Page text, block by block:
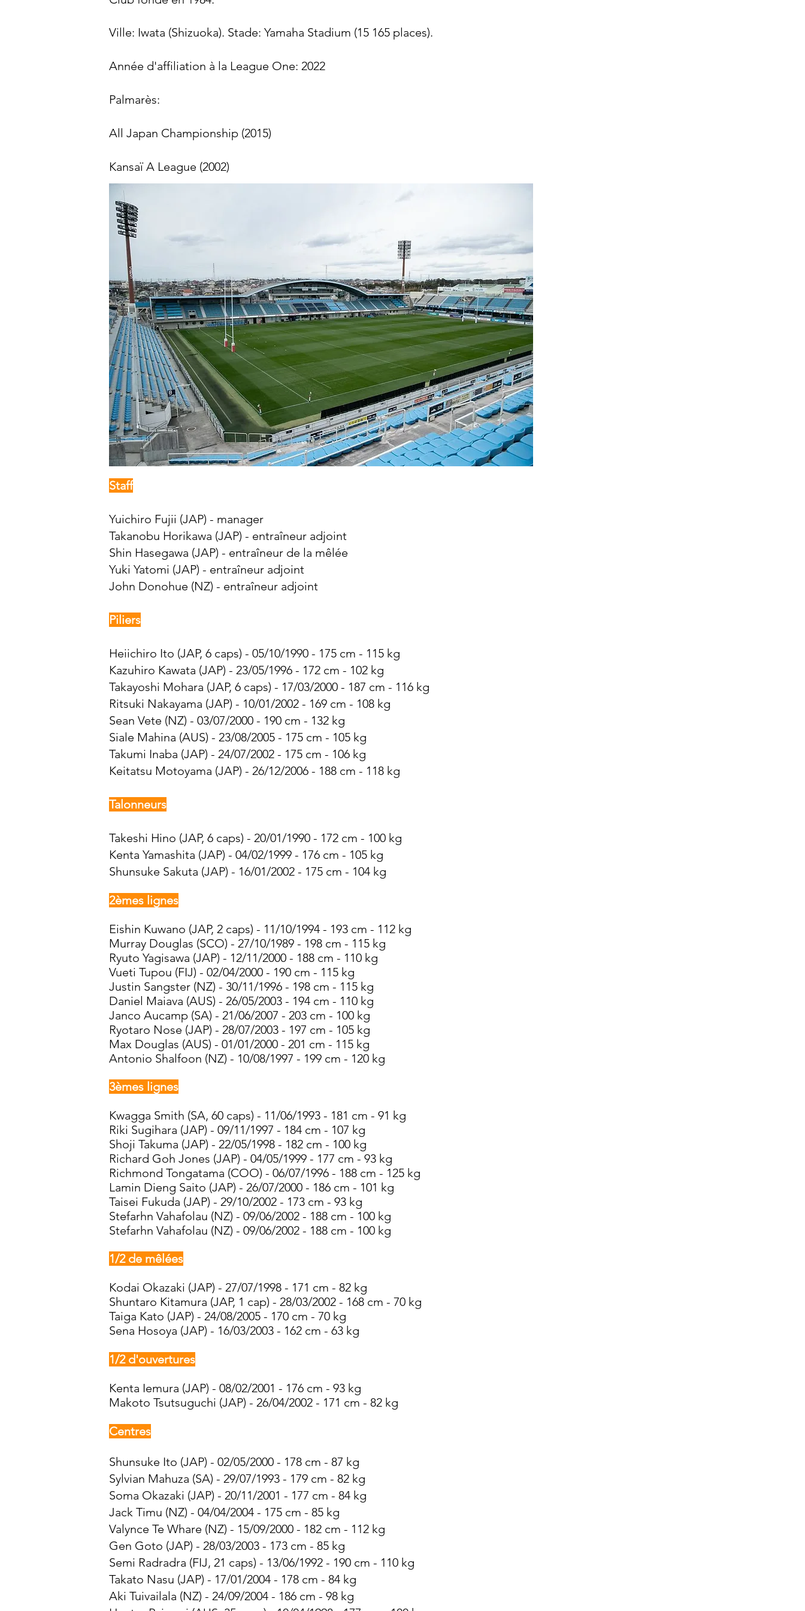
Ville: Iwata (Shizuoka). Stade: Yamaha Stadium (15 165 places).
Année d'affiliation à la League One: 2022
Palmarès:
All Japan Championship (2015)​
​Kansaï A League (2002)
Staff
Yuichiro Fujii (JAP) - manager
Takanobu Horikawa (JAP) - entraîneur adjoint
Shin Hasegawa (JAP) - entraîneur de la mêlée
Yuki Yatomi (JAP) - entraîneur adjoint
John Donohue (NZ) - entraîneur adjoint
Piliers
Heiichiro Ito (JAP, 6 caps) - 05/10/1990 - 175 cm - 115 kg
Kazuhiro Kawata (JAP) - 23/05/1996 - 172 cm - 102 kg
Takayoshi Mohara (JAP, 6 caps) - 17/03/2000 - 187 cm - 116 kg
Ritsuki Nakayama (JAP) - 10/01/2002 - 169 cm - 108 kg
Sean Vete (NZ) - 03/07/2000 - 190 cm - 132 kg
Siale Mahina (AUS) - 23/08/2005 - 175 cm - 105 kg
Takumi Inaba (JAP) - 24/07/2002 - 175 cm - 106 kg
Keitatsu Motoyama (JAP) - 26/12/2006 - 188 cm - 118 kg
Talonneurs
Takeshi Hino (JAP, 6 caps) - 20/01/1990 - 172 cm - 100 kg
Kenta Yamashita (JAP) - 04/02/1999 - 176 cm - 105 kg
Shunsuke Sakuta (JAP) - 16/01/2002 - 175 cm - 104 kg
2èmes lignes
Eishin Kuwano (JAP, 2 caps) - 11/10/1994 - 193 cm - 112 kg
Murray Douglas (SCO) - 27/10/1989 - 198 cm - 115 kg
Ryuto Yagisawa (JAP) - 12/11/2000 - 188 cm - 110 kg
Vueti Tupou (FIJ) - 02/04/2000 - 190 cm - 115 kg
Justin Sangster (NZ) - 30/11/1996 - 198 cm - 115 kg
Daniel Maiava (AUS) - 26/05/2003 - 194 cm - 110 kg
Janco Aucamp (SA) - 21/06/2007 - 203 cm - 100 kg
Ryotaro Nose (JAP) - 28/07/2003 - 197 cm - 105 kg
Max Douglas (AUS) - 01/01/2000 - 201 cm - 115 kg
Antonio Shalfoon (NZ) - 10/08/1997 - 199 cm - 120 kg
3èmes lignes
Kwagga Smith (SA, 60 caps) - 11/06/1993 - 181 cm - 91 kg
Riki Sugihara (JAP) - 09/11/1997 - 184 cm - 107 kg
Shoji Takuma (JAP) - 22/05/1998 - 182 cm - 100 kg
Richard Goh Jones (JAP) - 04/05/1999 - 177 cm - 93 kg
Richmond Tongatama (COO) - 06/07/1996 - 188 cm - 125 kg
Lamin Dieng Saito (JAP) - 26/07/2000 - 186 cm - 101 kg
Taisei Fukuda (JAP) - 29/10/2002 - 173 cm - 93 kg
Stefarhn Vahafolau (NZ) - 09/06/2002 - 188 cm - 100 kg
Stefarhn Vahafolau (NZ) - 09/06/2002 - 188 cm - 100 kg
1/2 de mêlées
Kodai Okazaki (JAP) - 27/07/1998 - 171 cm - 82 kg
Shuntaro Kitamura (JAP, 1 cap) - 28/03/2002 - 168 cm - 70 kg
Taiga Kato (JAP) - 24/08/2005 - 170 cm - 70 kg
Sena Hosoya (JAP) - 16/03/2003 - 162 cm - 63 kg
1/2 d'ouvertures
Kenta Iemura (JAP) - 08/02/2001 - 176 cm - 93 kg
Makoto Tsutsuguchi (JAP) - 26/04/2002 - 171 cm - 82 kg
Centres
Shunsuke Ito (JAP) - 02/05/2000 - 178 cm - 87 kg
Sylvian Mahuza (SA) - 29/07/1993 - 179 cm - 82 kg
Soma Okazaki (JAP) - 20/11/2001 - 177 cm - 84 kg
Jack Timu (NZ) - 04/04/2004 - 175 cm - 85 kg
Valynce Te Whare (NZ) - 15/09/2000 - 182 cm - 112 kg
Gen Goto (JAP) - 28/03/2003 - 173 cm - 85 kg
Semi Radradra (FIJ, 21 caps) - 13/06/1992 - 190 cm - 110 kg
Takato Nasu (JAP) - 17/01/2004 - 178 cm - 84 kg
Aki Tuivailala (NZ) - 24/09/2004 - 186 cm - 98 kg